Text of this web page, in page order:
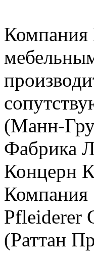
Компания
(Манн-
Фабрика
Концерн
Pfleiderer
(Раттан